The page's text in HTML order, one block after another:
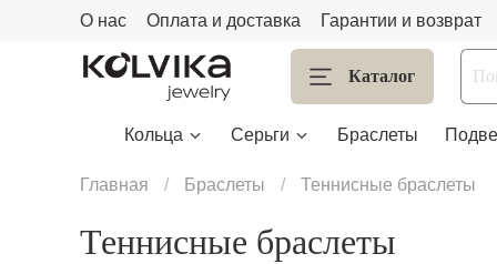
О нас Оплата и доставка Гарантии и возврат
Каталог
Кольца Серьги Браслеты
Главная Браслеты Теннисные браслеты
Теннисные браслеты